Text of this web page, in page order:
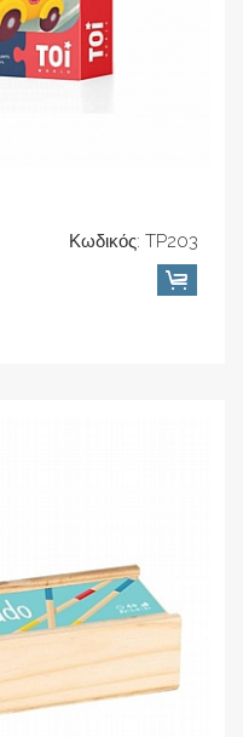
Κωδικός: TP203